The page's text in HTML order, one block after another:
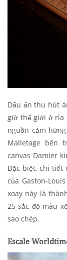
Dấu ấn thu hút
giờ thế giới ở rìa
nguồn cảm
Malletage bên
canvas Damier
Đặc biệt, chi tiết
của Gaston-
xoay này là
25 sắc độ màu
sao chép.
Escale